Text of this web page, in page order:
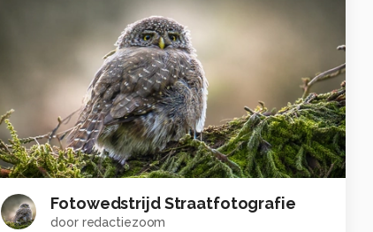
Fotowedstrijd Straatfotografie
door redactiezoom